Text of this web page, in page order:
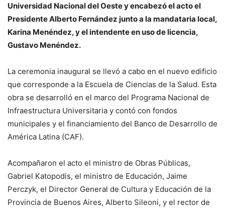
Universidad Nacional del Oeste y encabezó el acto el
Presidente Alberto Fernández junto a la mandataria local,
Karina Menéndez, y el intendente en uso de licencia,
Gustavo Menéndez.
La ceremonia inaugural se llevó a cabo en el nuevo edificio
que corresponde a la Escuela de Ciencias de la Salud. Esta
obra se desarrolló en el marco del Programa Nacional de
Infraestructura Universitaria y contó con fondos
municipales y el financiamiento del Banco de Desarrollo de
América Latina (CAF).
Acompañaron el acto el ministro de Obras Públicas,
Gabriel Katopodis, el ministro de Educación, Jaime
Perczyk, el Director General de Cultura y Educación de la
Provincia de Buenos Aires, Alberto Sileoni, y el rector de